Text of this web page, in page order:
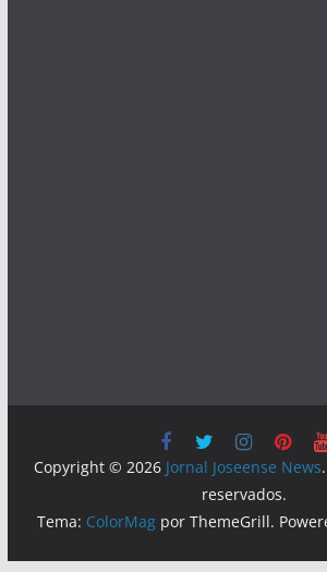
Copyright © 2026 Jornal Joseense News
reservados.
Tema: ColorMagpor ThemeGrill.